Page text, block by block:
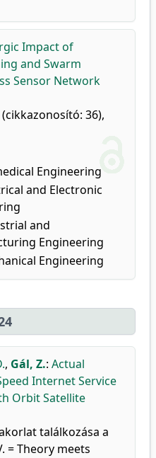
Impact of
and Swarm
Sensor Network
(cikkazonosító: 36),
Engineering
and Electronic
and
Engineering
Engineering
, Gál, Z.: Actual
Internet Service
Orbit Satellite
találkozása a
= Theory meets